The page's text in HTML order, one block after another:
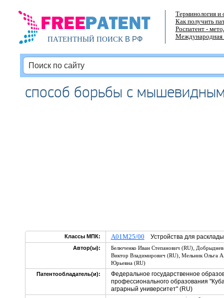
ПАТЕНТНЫЙ ПОИСКВ РФ
Терминология и
Как получить
Роспатент -
Международная
способ борьбы с
Классы МПК: A01M25/00 Устройства для
Автор(ы): Белюченко Иван Степанович (RU),
Виктор Владимирович (RU), Мельник Ольга
Юрьевна (RU)
Патентообладатель(и):
Федеральное государственное
профессионального образования
аграрный университет" (RU)